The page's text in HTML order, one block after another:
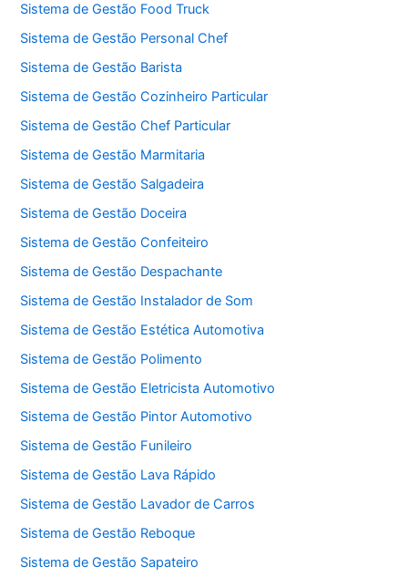
Sistema de Gestão Food Truck
Sistema de Gestão Personal Chef
Sistema de Gestão Barista
Sistema de Gestão Cozinheiro Particular
Sistema de Gestão Chef Particular
Sistema de Gestão Marmitaria
Sistema de Gestão Salgadeira
Sistema de Gestão Doceira
Sistema de Gestão Confeiteiro
Sistema de Gestão Despachante
Sistema de Gestão Instalador de Som
Sistema de Gestão Estética Automotiva
Sistema de Gestão Polimento
Sistema de Gestão Eletricista Automotivo
Sistema de Gestão Pintor Automotivo
Sistema de Gestão Funileiro
Sistema de Gestão Lava Rápido
Sistema de Gestão Lavador de Carros
Sistema de Gestão Reboque
Sistema de Gestão Sapateiro